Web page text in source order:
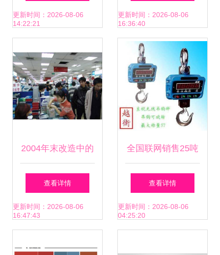
仪表销售的精准加
更新时间：2026-08-06
14:22:21
一代电竞显示趋
势，借势核聚变嘉
年华构建产业生态
闭环 — 电子产品
更新时间：2026-08-06
16:36:40
2004年末改造中的
海龙电子城 电子产
品销售转型的那一
查看详情
更新时间：2026-08-06
16:47:43
全国联网销售25吨
无线带打印吊秤 价
格透明，高效称重
查看详情
更新时间：2026-08-06
04:25:20